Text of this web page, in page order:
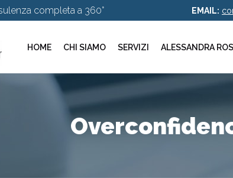
completa a 360° EMAIL:
HOME CHI SIAMO SERVIZI ALESSANDRA